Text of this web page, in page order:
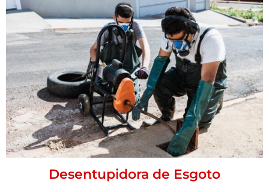
Desentupidora de Esgoto